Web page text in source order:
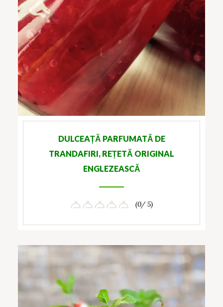
DULCEAȚĂ PARFUMATĂ DE
TRANDAFIRI, REȚETĂ ORIGINAL
ENGLEZEASCĂ
(0/ 5)